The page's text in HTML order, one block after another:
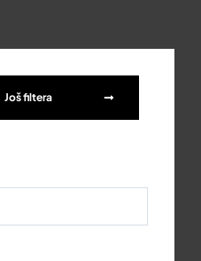
Još filtera